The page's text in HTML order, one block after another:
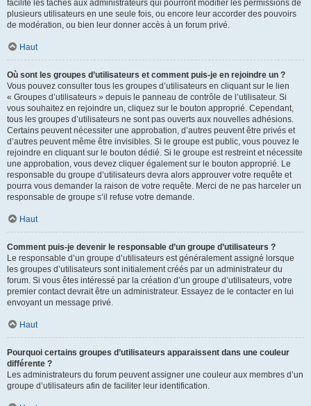
facilite les tâches aux administrateurs qui pourront modifier les permissions de
plusieurs utilisateurs en une seule fois, ou encore leur accorder des pouvoirs
de modération, ou bien leur donner accès à un forum privé.
Haut
Où sont les groupes d’utilisateurs et comment puis-je en rejoindre un ?
Vous pouvez consulter tous les groupes d’utilisateurs en cliquant sur le lien
« Groupes d’utilisateurs » depuis le panneau de contrôle de l’utilisateur. Si
vous souhaitez en rejoindre un, cliquez sur le bouton approprié. Cependant,
tous les groupes d’utilisateurs ne sont pas ouverts aux nouvelles adhésions.
Certains peuvent nécessiter une approbation, d’autres peuvent être privés et
d’autres peuvent même être invisibles. Si le groupe est public, vous pouvez le
rejoindre en cliquant sur le bouton dédié. Si le groupe est restreint et nécessite
une approbation, vous devez cliquer également sur le bouton approprié. Le
responsable du groupe d’utilisateurs devra alors approuver votre requête et
pourra vous demander la raison de votre requête. Merci de ne pas harceler un
responsable de groupe s’il refuse votre demande.
Haut
Comment puis-je devenir le responsable d’un groupe d’utilisateurs ?
Le responsable d’un groupe d’utilisateurs est généralement assigné lorsque
les groupes d’utilisateurs sont initialement créés par un administrateur du
forum. Si vous êtes intéressé par la création d’un groupe d’utilisateurs, votre
premier contact devrait être un administrateur. Essayez de le contacter en lui
envoyant un message privé.
Haut
Pourquoi certains groupes d’utilisateurs apparaissent dans une couleur
différente ?
Les administrateurs du forum peuvent assigner une couleur aux membres d’un
groupe d’utilisateurs afin de faciliter leur identification.